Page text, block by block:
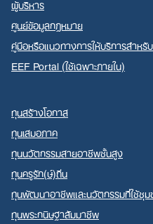
ผู้บริหาร
ศูนย์ข้อมูลกฎหมาย
คู่มือหรือแนวทางการให้บริการสำห
EEF Portal (ใช้เฉพาะภายใน)
ทุนสร้างโอกาส
ทุนเสมอภาค
ทุนนวัตกรรมสายอาชีพชั้นสูง
ทุนครูรัก(ษ์)ถิ่น
ทุนพัฒนาอาชีพและนวัตกรรมที่ใช้ชุม
ทุนพระกนิษฐาสัมมาชีพ